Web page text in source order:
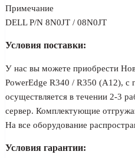
Примечание
DELL P/N 8N0JT / 08N0JT
Условия поставки:
У нас вы можете приобрести
PowerEdge R340 / R350 (A12), с
осуществляется в течении 2-3
сервер. Комплектующие
На все оборудование
Условия гарантии: